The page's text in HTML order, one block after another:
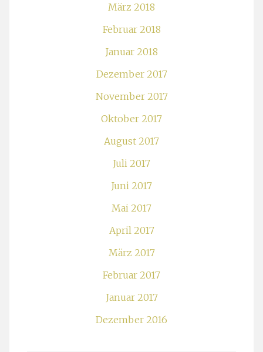
März 2018
Februar 2018
Januar 2018
Dezember 2017
November 2017
Oktober 2017
August 2017
Juli 2017
Juni 2017
Mai 2017
April 2017
März 2017
Februar 2017
Januar 2017
Dezember 2016